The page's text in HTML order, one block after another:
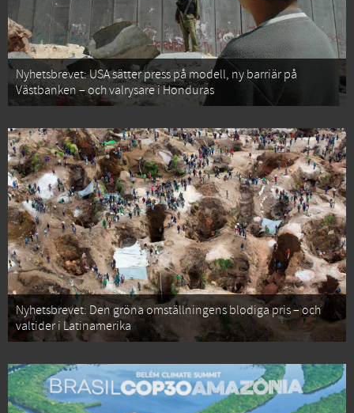
Nyhetsbrevet: USA sätter press på modell, ny barriär på
Västbanken – och valrysare i Honduras
Nyhetsbrevet: Den gröna omställningens blodiga pris – och
valtider i Latinamerika